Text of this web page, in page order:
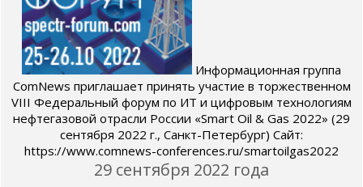
Информационная группа
ComNews приглашает принять участие в торжественном
VIII Федеральный форум по ИТ и цифровым технологиям
нефтегазовой отрасли России «Smart Oil & Gas 2022» (29
сентября 2022 г., Санкт-Петербург) Сайт:
https://www.comnews-conferences.ru/smartoilgas2022
29 сентября 2022 года